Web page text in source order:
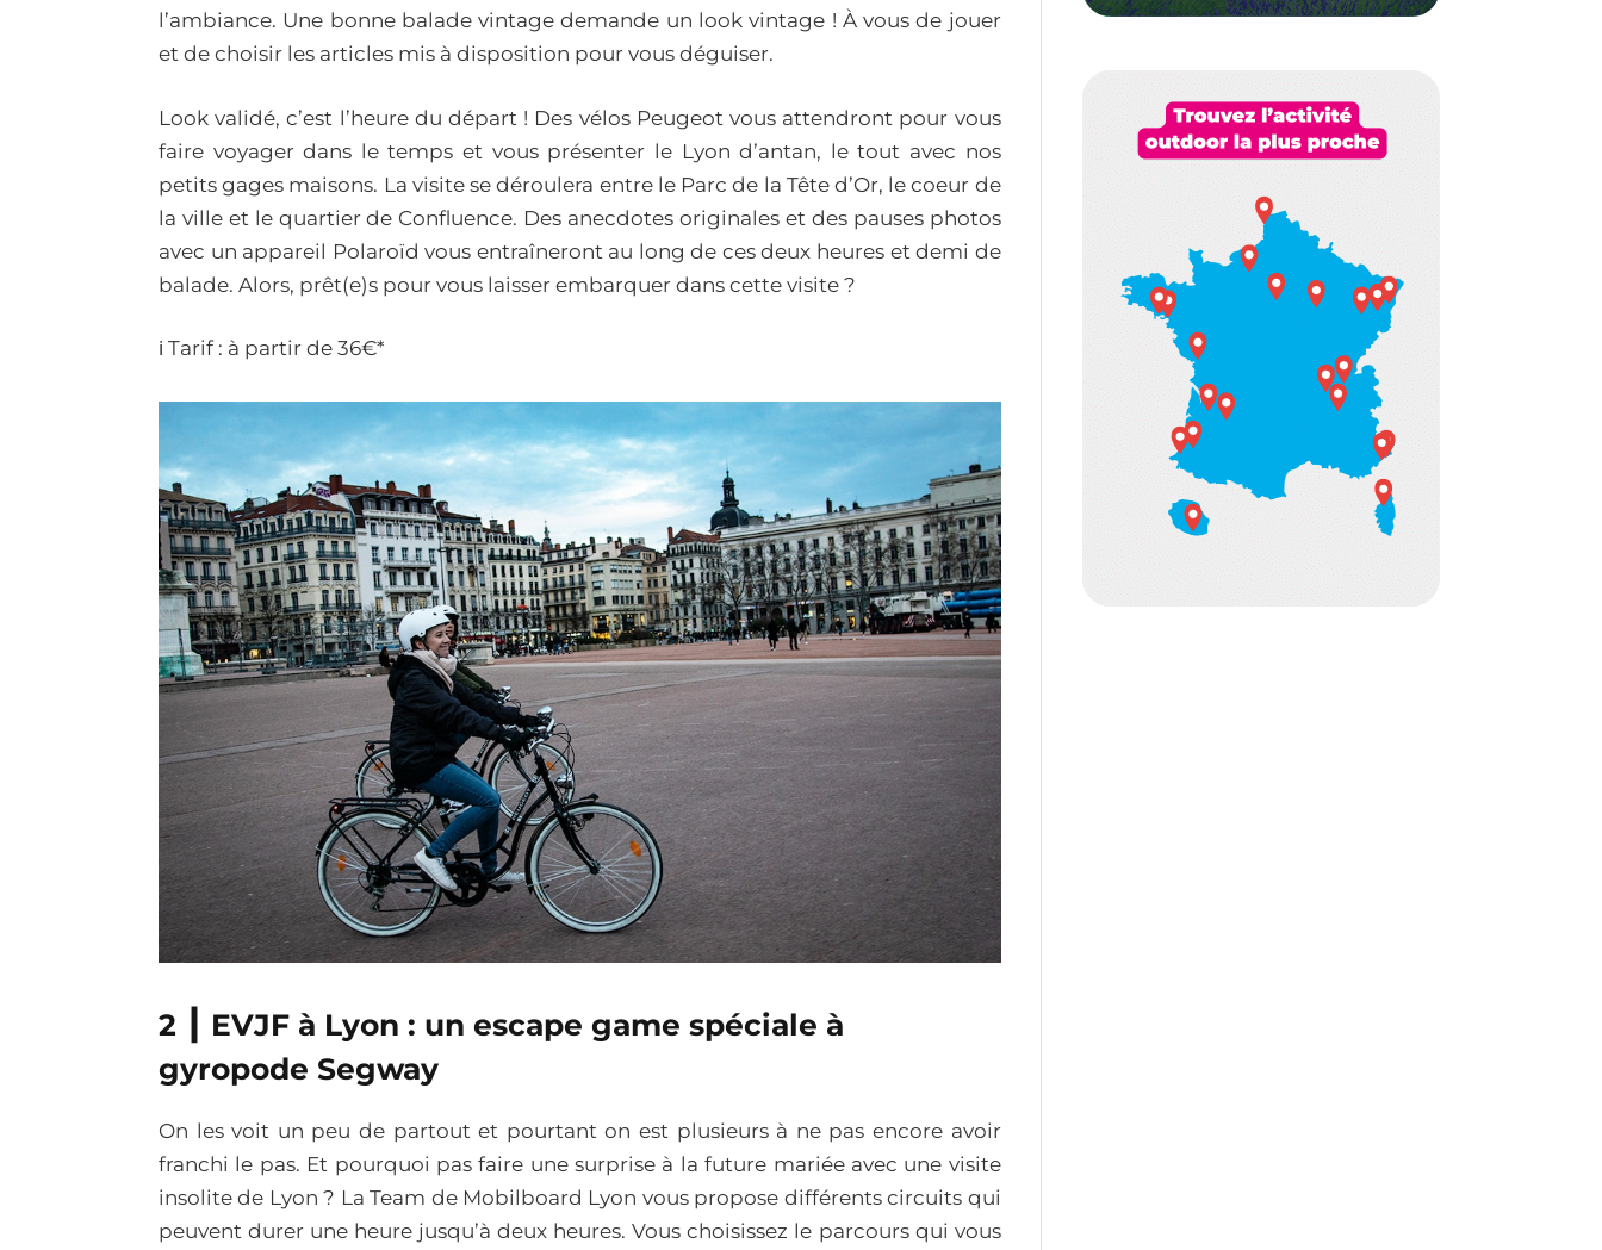
l’ambiance. Une bonne balade vintage demande un look vintage ! À vous de jouer
et de choisir les articles mis à disposition pour vous déguiser.
Look validé, c’est l’heure du départ ! Des vélos Peugeot vous attendront pour vous
faire voyager dans le temps et vous présenter le Lyon d’antan, le tout avec nos
petits gages maisons. La visite se déroulera entre le Parc de la Tête d’Or, le coeur de
la ville et le quartier de Confluence. Des anecdotes originales et des pauses photos
avec un appareil Polaroïd vous entraîneront au long de ces deux heures et demi de
balade. Alors, prêt(e)s pour vous laisser embarquer dans cette visite ?
ℹ️ Tarif : à partir de 36€*
2 ┃ EVJF à Lyon : un escape game spéciale à
gyropode Segway
On les voit un peu de partout et pourtant on est plusieurs à ne pas encore avoir
franchi le pas. Et pourquoi pas faire une surprise à la future mariée avec une visite
insolite de Lyon ? La Team de Mobilboard Lyon vous propose différents circuits qui
peuvent durer une heure jusqu’à deux heures. Vous choisissez le parcours qui vous